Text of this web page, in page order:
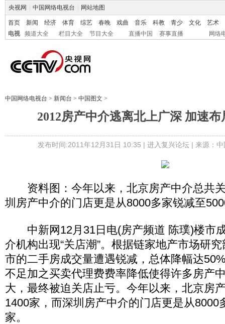
央视网 中国网络电视台 网站地图
首页 新闻 经济 体育 综艺 春晚 戏曲 音乐 科教 青少 文化
艺术
电视
频道大全 栏目大全 节目大全 直播中国 赛事直播 网络
中国网络电视台 > 新闻台 > 中国图文 >
2012房产中介逃离北上广深 加速
发布时间:2011年12月31日 10:35 | 进入复兴论坛| 来源：
资料图：今年以来，北京房产中介总共
圳房产中介的门店更是从8000多家锐减至
中新网12月31日电(房产频道 陈璞)楼市
介机构出现“关店潮”。根据链家地产市场研
市的二手房成交量遭遇锐减，总体降幅达
不足加之买卖代理费费率降低使得许多房产
大，最终被迫关店止亏。今年以来，北京房
1400家，而深圳房产中介的门店更是从8000
家。